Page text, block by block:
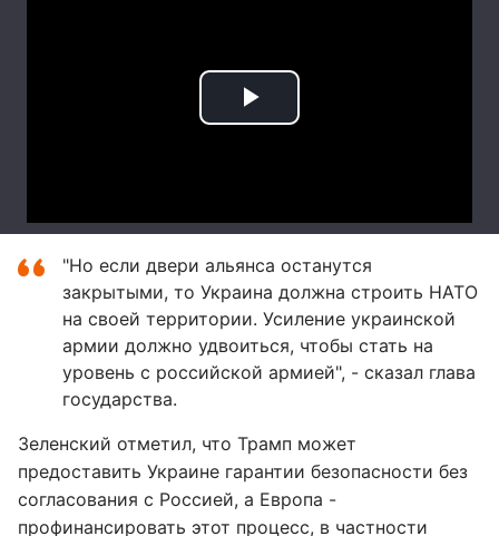
"Но если двери альянса останутся
закрытыми, то Украина должна строить НАТО
на своей территории. Усиление украинской
армии должно удвоиться, чтобы стать на
уровень с российской армией", - сказал глава
государства.
Зеленский отметил, что Трамп может
предоставить Украине гарантии безопасности без
согласования с Россией, а Европа -
профинансировать этот процесс, в частности